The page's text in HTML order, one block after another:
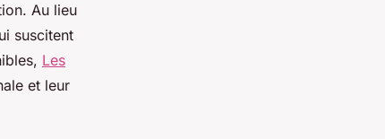
Au lieu
suscitent
Les
et leur